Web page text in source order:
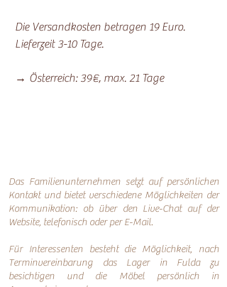
Die Versandkosten betragen 19 Euro.
Lieferzeit 3-10 Tage.
→ Österreich: 39€, max. 21 Tage
Das Familienunternehmen setzt auf persönlichen
Kontakt und bietet verschiedene Möglichkeiten der
Kommunikation: ob über den Live-Chat auf der
Website, telefonisch oder perE-Mail.
Für Interessenten besteht die Möglichkeit, nach
Terminvereinbarung das Lager in Fulda zu
besichtigen und die Möbel persönlich in